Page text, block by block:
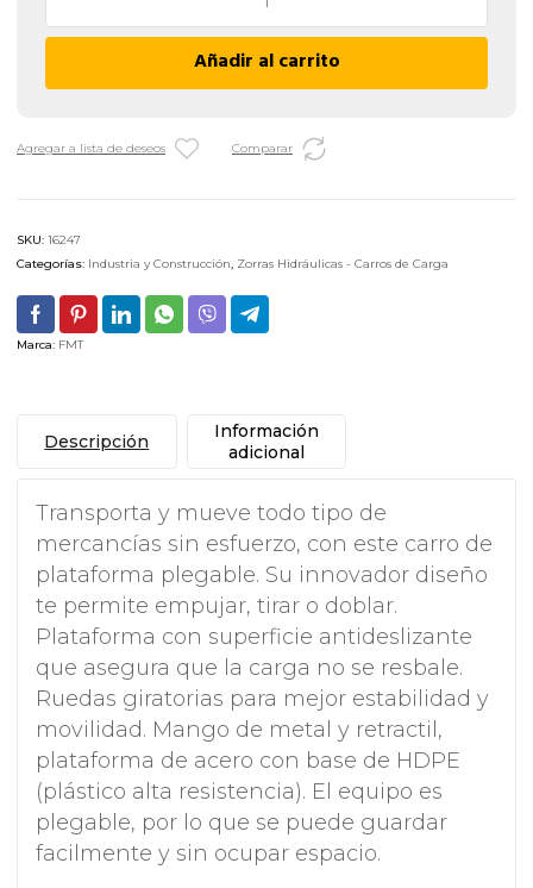
Carga
PT150A
47
150
Kg
cantidad
Añadir al carrito
Agregar a lista de deseos Comparar
SKU: 16247
Categorías: Industria y Construcción, Zorras Hidráulicas - Carros de Carga
Marca: FMT
Descripción
Información
adicional
Transporta y mueve todo tipo de
mercancías sin esfuerzo, con este carro de
plataforma plegable. Su innovador diseño
te permite empujar, tirar o doblar.
Plataforma con superficie antideslizante
que asegura que la carga no se resbale.
Ruedas giratorias para mejor estabilidad y
movilidad. Mango de metal y retractil,
plataforma de acero con base de HDPE
(plástico alta resistencia). El equipo es
plegable, por lo que se puede guardar
facilmente y sin ocupar espacio.